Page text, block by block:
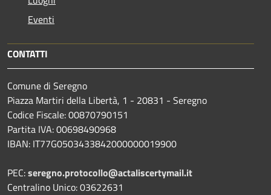
Eventi
CONTATTI
Comune di Seregno
Piazza Martiri della Libertà, 1 - 20831 - Seregno
Codice Fiscale: 00870790151
Partita IVA: 00698490968
IBAN: IT77G0503433842000000019900
PEC:seregno.protocollo@actaliscertymail.it
Centralino Unico: 03622631